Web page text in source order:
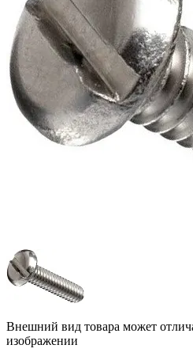
Внешний вид товара может
изображении